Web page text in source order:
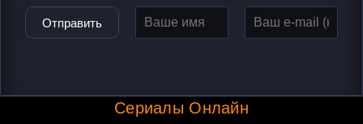
Отправить
Сериалы Онлайн